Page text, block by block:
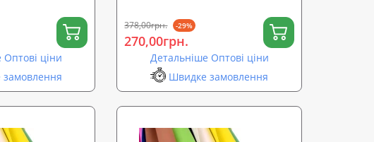
ціни
378,00грн. -29%
270,00грн.
Детальніше Оптові ціни
Швидке замовлення